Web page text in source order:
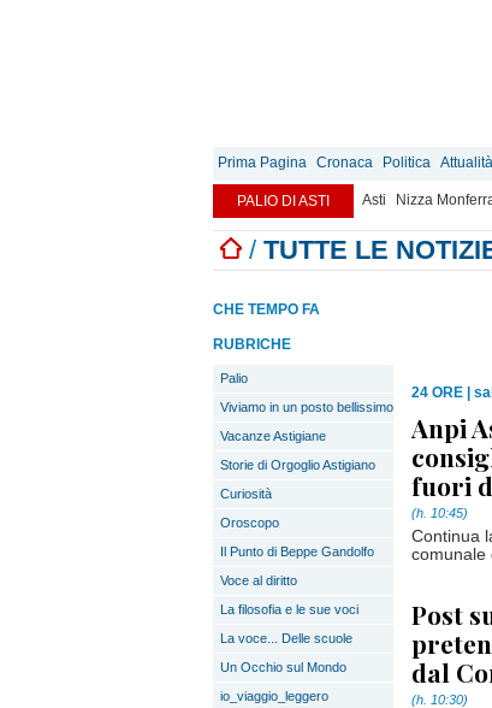
Prima Pagina Cronaca Politica Attualità
PALIO DI ASTI Asti Nizza
/ TUTTE LE
CHE TEMPO FA
RUBRICHE
Palio
Viviamo in un posto bellissimo
Vacanze Astigiane
Storie di Orgoglio Astigiano
Curiosità
Oroscopo
Il Punto di Beppe Gandolfo
Voce al diritto
La filosofia e le sue voci
La voce... Delle scuole
Un Occhio sul Mondo
io_viaggio_leggero
24 ORE
Anpi
fuori
(h. 10:45)
Continua
comunale
Post
dal
(h. 10:30)